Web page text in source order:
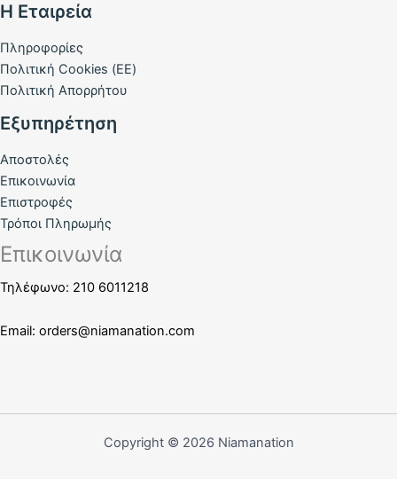
Η Εταιρεία
Πληροφορίες
Πολιτική Cookies (ΕΕ)
Πολιτική Απορρήτου
Εξυπηρέτηση
Αποστολές
Επικοινωνία
Επιστροφές
Τρόποι Πληρωμής
Επικοινωνία
Τηλέφωνο: 210 6011218
Email: orders@niamanation.com
Copyright © 2026 Niamanation